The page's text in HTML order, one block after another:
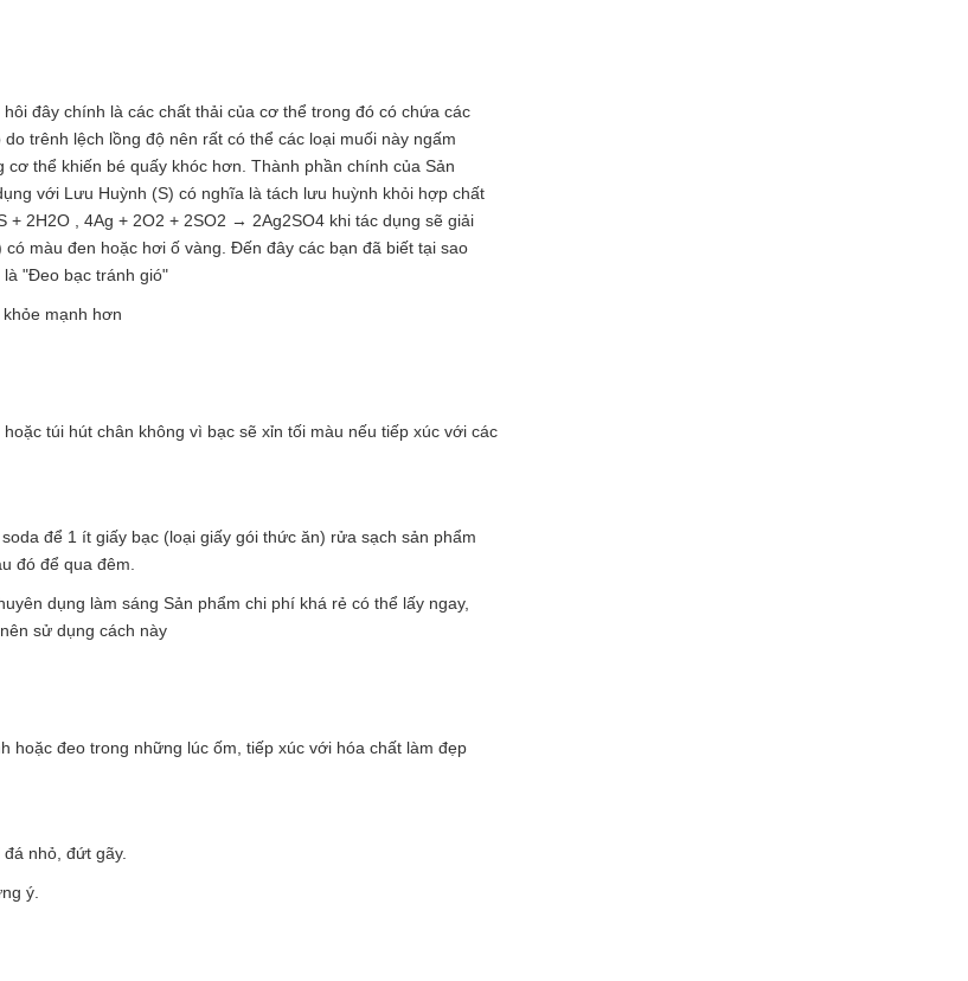
đây chính là các chất thải của cơ thể trong đó có chứa các
trênh lệch lồng độ nên rất có thể các loại muối này ngấm
thể khiến bé quấy khóc hơn. Thành phần chính của Sản
với Lưu Huỳnh (S) có nghĩa là tách lưu huỳnh khỏi hợp chất
2H2O , 4Ag + 2O2 + 2SO2 → 2Ag2SO4 khi tác dụng sẽ giải
màu đen hoặc hơi ố vàng. Đến đây các bạn đã biết tại sao
"Đeo bạc tránh gió"
mạnh hơn
túi hút chân không vì bạc sẽ xỉn tối màu nếu tiếp xúc với các
để 1 ít giấy bạc (loại giấy gói thức ăn) rửa sạch sản phẩm
đó để qua đêm.
dụng làm sáng Sản phẩm chi phí khá rẻ có thể lấy ngay,
sử dụng cách này
đeo trong những lúc ốm, tiếp xúc với hóa chất làm đẹp
nhỏ, đứt gãy.
ý.